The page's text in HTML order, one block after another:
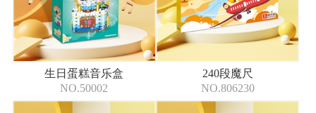
生日蛋糕音乐盒
NO.50002
240段魔尺
NO.806230